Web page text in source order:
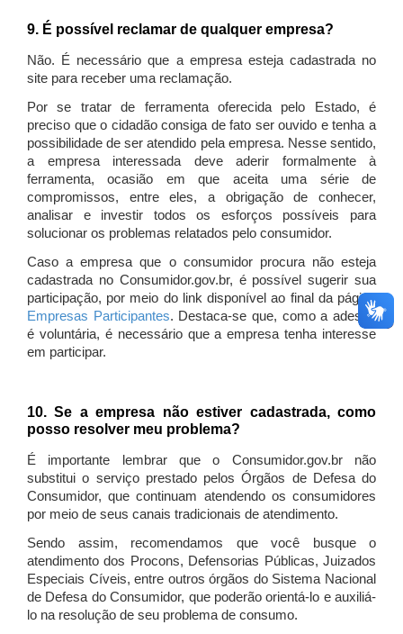
9. É possível reclamar de qualquer empresa?
Não. É necessário que a empresa esteja cadastrada no
site para receber uma reclamação.
Por se tratar de ferramenta oferecida pelo Estado, é
preciso que o cidadão consiga de fato ser ouvido e tenha a
possibilidade de ser atendido pela empresa. Nesse sentido,
a empresa interessada deve aderir formalmente à
ferramenta, ocasião em que aceita uma série de
compromissos, entre eles, a obrigação de conhecer,
analisar e investir todos os esforços possíveis para
solucionar os problemas relatados pelo consumidor.
Caso a empresa que o consumidor procura não esteja
cadastrada no Consumidor.gov.br, é possível sugerir sua
participação, por meio do link disponível ao final da página
Empresas Participantes. Destaca-se que, como a adesão
é voluntária, é necessário que a empresa tenha interesse
em participar.
10. Se a empresa não estiver cadastrada, como
posso resolver meu problema?
É importante lembrar que o Consumidor.gov.br não
substitui o serviço prestado pelos Órgãos de Defesa do
Consumidor, que continuam atendendo os consumidores
por meio de seus canais tradicionais de atendimento.
Sendo assim, recomendamos que você busque o
atendimento dos Procons, Defensorias Públicas, Juizados
Especiais Cíveis, entre outros órgãos do Sistema Nacional
de Defesa do Consumidor, que poderão orientá-lo e auxiliá-
lo na resolução de seu problema de consumo.